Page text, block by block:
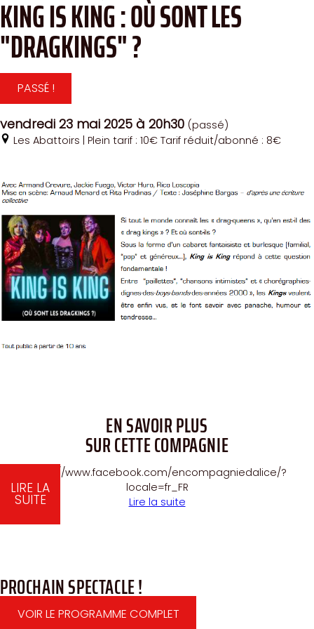
KING IS KING : OÙ SONT LES
"DRAGKINGS" ?
PASSÉ !
vendredi 23 mai 2025 à 20h30 (passé)
Les Abattoirs | Plein tarif : 10€ Tarif réduit/abonné : 8€
EN SAVOIR PLUS
SUR CETTE COMPAGNIE
https://www.facebook.com/encompagniedalice/?
locale=fr_FR
Lire la suite
LIRE LA
SUITE
PROCHAIN SPECTACLE !
VOIR LE PROGRAMME COMPLET